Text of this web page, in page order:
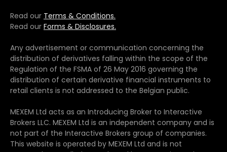
Read our Terms & Conditions.
Read our Forms & Disclosures.
Any advertisement or communication concerning the
distribution of derivatives falling within the scope of the
Regulation of the FSMA of 26 May 2016 governing the
distribution of certain derivative financial instruments to
retail clients is not addressed to the Belgian public.
MEXEM Ltd acts as an Introducing Broker to Interactive
Brokers LLC. MEXEM Ltd is an independent company and is
not part of the Interactive Brokers group of companies.
This website is operated by MEXEM Ltd and is not